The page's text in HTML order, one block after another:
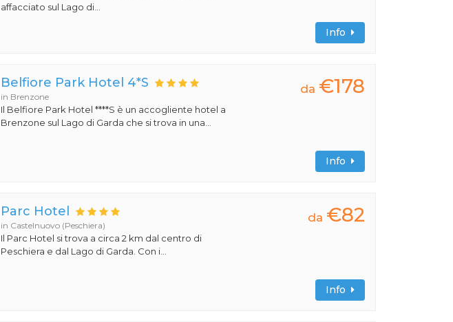
affacciato sul Lago di...
Info
Belfiore Park Hotel 4*S
in Brenzone
Il Belfiore Park Hotel ****S è un accogliente hotel a
Brenzone sul Lago di Garda che si trova in una...
da €178
Info
Parc Hotel
in Castelnuovo (Peschiera)
Il Parc Hotel si trova a circa 2 km dal centro di
Peschiera e dal Lago di Garda. Con i...
da €82
Info